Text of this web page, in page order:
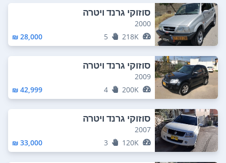
סוזוקי גרנד ויטרה
2000
218K
5
28,000 ₪
סוזוקי גרנד ויטרה
2009
200K
4
42,999 ₪
סוזוקי גרנד ויטרה
2007
120K
3
33,000 ₪